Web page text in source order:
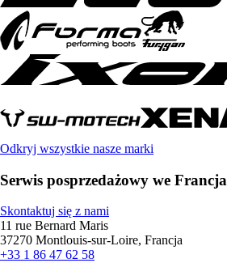
Odkryj wszystkie nasze marki
Serwis posprzedażowy we Francja
Skontaktuj się z nami
11 rue Bernard Maris
37270 Montlouis-sur-Loire, Francja
+33 1 86 47 62 58